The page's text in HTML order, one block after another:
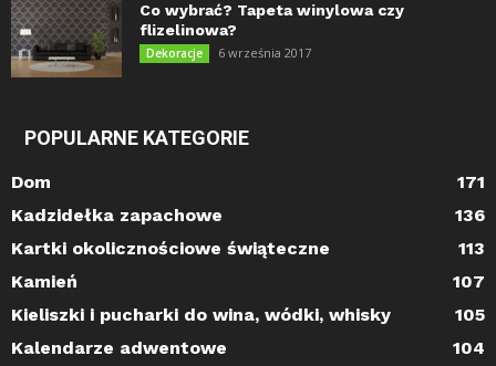
Co wybrać? Tapeta winylowa czy
flizelinowa?
Dekoracje 6 września 2017
POPULARNE KATEGORIE
Dom
171
Kadzidełka zapachowe
136
Kartki okolicznościowe świąteczne
113
Kamień
107
Kieliszki i pucharki do wina, wódki, whisky
105
Kalendarze adwentowe
104